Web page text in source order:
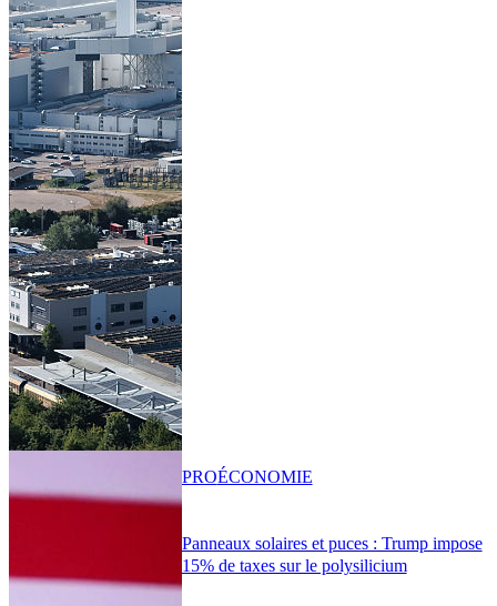
Panneaux solaires et puces : Trump impose
15% de taxes sur le polysilicium
PROÉCONOMIE